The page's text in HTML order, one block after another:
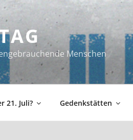
Menschen
21. Juli? Gedenkstätten